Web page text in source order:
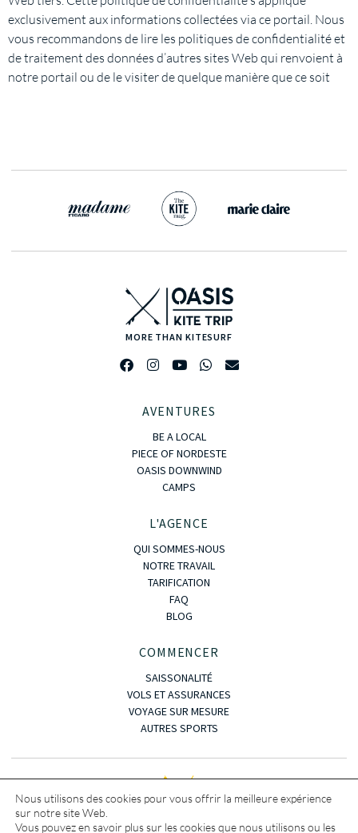
exclusivement aux informations collectées via ce portail. Nous
vous recommandons de lire les politiques de confidentialité et
de traitement des données d’autres sites Web qui renvoient à
notre portail ou de le visiter de quelque manière que ce soit
MORE THAN KITESURF
AVENTURES
BE A LOCAL
PIECE OF NORDESTE
OASIS DOWNWIND
CAMPS
L'AGENCE
QUI SOMMES-NOUS
NOTRE TRAVAIL
TARIFICATION
FAQ
BLOG
COMMENCER
SAISSONALITÉ
VOLS ET ASSURANCES
VOYAGE SUR MESURE
AUTRES SPORTS
Copyright © · 2023 · OASIS KITE TRIP
Nous utilisons des cookies pour vous offrir la meilleure expérience
sur notre site Web.
Vous pouvez en savoir plus sur les cookies que nous utilisons ou les